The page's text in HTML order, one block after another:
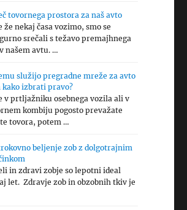
tovornega prostora za naš avto
že nekaj časa vozimo, smo se
srečali s težavo premajhnega
našem avtu. …
služijo pregradne mreže za avto
kako izbrati pravo?
v prtljažniku osebnega vozila ali v
kombiju pogosto prevažate
tovora, potem …
beljenje zob z dolgotrajnim
in zdravi zobje so lepotni ideal
let. Zdravje zob in obzobnih tkiv je